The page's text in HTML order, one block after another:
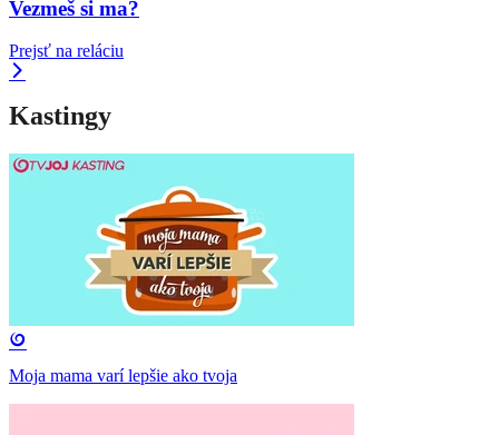
Vezmeš si ma?
Prejsť na reláciu
Kastingy
Moja mama varí lepšie ako tvoja